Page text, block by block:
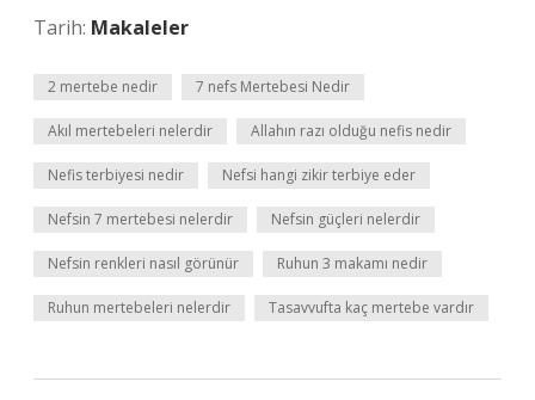
Tarih: Makaleler
2 mertebe nedir 7 nefs Mertebesi Nedir
Akıl mertebeleri nelerdir Allahın razı olduğu nefis nedir
Nefis terbiyesi nedir Nefsi hangi zikir terbiye eder
Nefsin 7 mertebesi nelerdir Nefsin güçleri nelerdir
Nefsin renkleri nasıl görünür Ruhun 3 makamı nedir
Ruhun mertebeleri nelerdir Tasavvufta kaç mertebe vardır